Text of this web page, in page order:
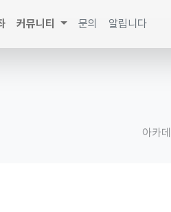
커뮤니티 문의 알립니다
아카